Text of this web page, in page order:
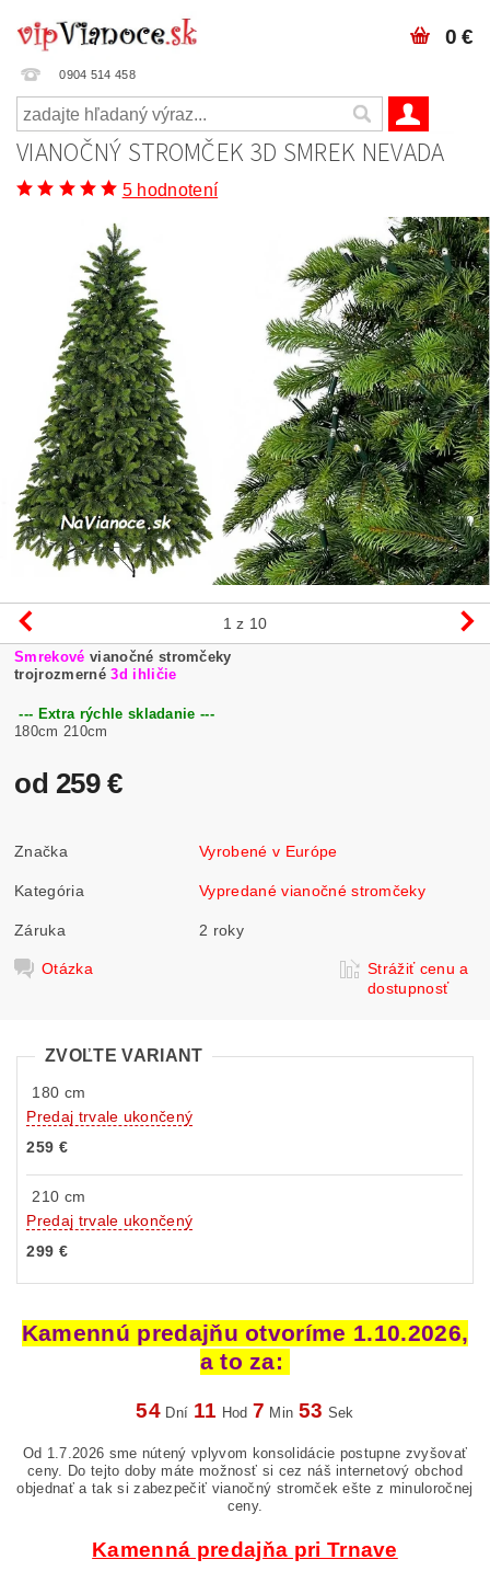
0904 514 458
0 €
VIANOČNÝ STROMČEK 3D SMREK NEVADA
5 hodnotení
1 z 10
Smrekové vianočné stromčeky
trojrozmerné3d ihličie
--- Extra rýchle skladanie ---
180cm 210cm
od 259 €
Značka Vyrobené v Európe
Kategória Vypredané vianočné stromčeky
Záruka 2 roky
Otázka
Strážiť cenu a
dostupnosť
ZVOĽTE VARIANT
180 cm
Predaj trvale ukončený
259 €
210 cm
Predaj trvale ukončený
299 €
Kamennú predajňu otvoríme 1.10.2026,
a to za:
54Dní 11 Hod 7 Min 51 Sek
Od 1.7.2026 sme nútený vplyvom konsolidácie postupne zvyšovať
ceny. Do tejto doby máte možnosť si cez náš internetový obchod
objednať a tak si zabezpečiť vianočný stromček ešte z minuloročnej
ceny.
Kamenná predajňa pri Trnave